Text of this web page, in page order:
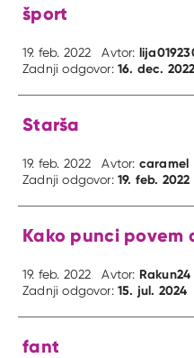
šport
19. feb. 2022 Avtor:
Zadnji odgovor:16. dec. 2022
Starša
19. feb. 2022 Avtor: caramel
Zadnji odgovor:19. feb. 2022
Kako punci povem
19. feb. 2022 Avtor: Rakun24
Zadnji odgovor:15. jul. 2024
fant